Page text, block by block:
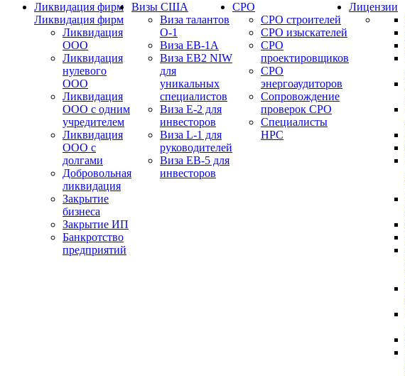
Ликвидация фирм
Ликвидация фирм
Ликвидация
ООО
Ликвидация
нулевого
ООО
Ликвидация
ООО с одним
учредителем
Ликвидация
ООО с
долгами
Добровольная
ликвидация
Закрытие
бизнеса
Закрытие ИП
Банкротство
предприятий
Визы США
Виза талантов
О-1
Виза EB-1A
Виза EB2 NIW
для
уникальных
специалистов
Виза E-2 для
инвесторов
Виза L-1 для
руководителей
Виза EB-5 для
инвесторов
СРО
СРО строителей
СРО изыскателей
СРО
проектировщиков
СРО
энергоаудиторов
Сопровождение
проверок СРО
Специалисты
НРС
Лицензии